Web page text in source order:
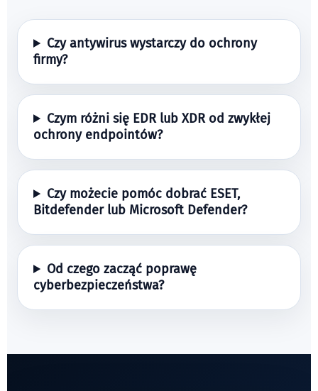
Czy antywirus wystarczy do ochrony
firmy?
Czym różni się EDR lub XDR od zwykłej
ochrony endpointów?
Czy możecie pomóc dobrać ESET,
Bitdefender lub Microsoft Defender?
Od czego zacząć poprawę
cyberbezpieczeństwa?